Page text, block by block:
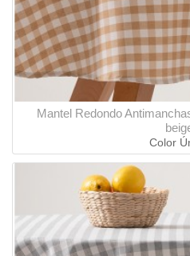
Mantel Redondo
Color